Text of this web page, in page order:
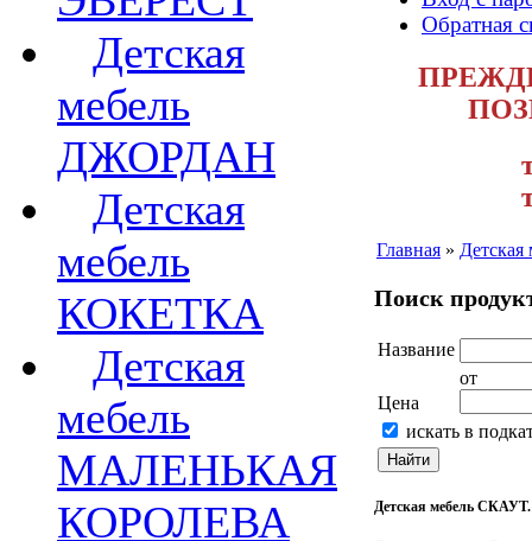
Детская
мебель
ДЖОРДАН
Детская
мебель
КОКЕТКА
Детская
мебель
МАЛЕНЬКАЯ
КОРОЛЕВА
Обратная
Главная » Детская
Поиск
Название
Цена
от
искать в
Детская мебель СКАУТ.